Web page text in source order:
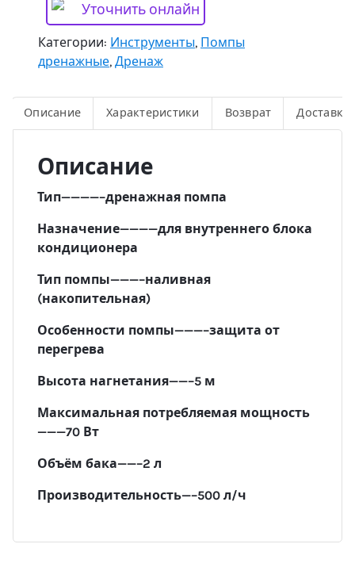
Уточнить онлайн
Категории: Инструменты, Помпы
дренажные, Дренаж
Описание Характеристики Возврат Доставка
Описание
Тип————–дренажная помпа
Назначение————для внутреннего блока
кондиционера
Тип помпы———–наливная
(накопительная)
Особенности помпы———–защита от
перегрева
Высота нагнетания——–5 м
Максимальная потребляемая мощность
———70 Вт
Объём бака——–2 л
Производительность—–500 л/ч